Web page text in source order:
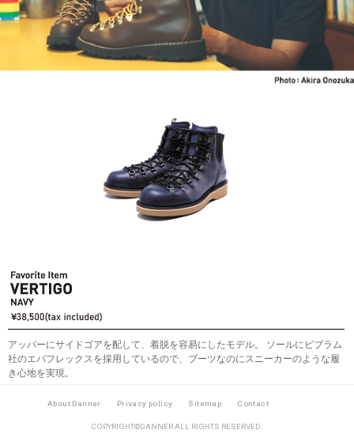
アッパーにサイドゴアを配して、着脱を容易にしたモデル。 ソールにビブラム
社のエバフレックスを採用しているので、ブーツなのにスニーカーのような履
き心地を実現。
About Danner Privacy policy Sitemap Contact
COPYRIGHT©DANNER ALL RIGHTS RESERVED.